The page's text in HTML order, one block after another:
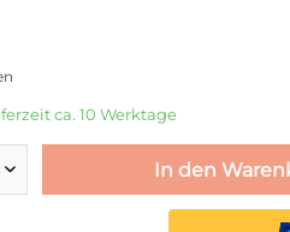
ca. 10 Werktage
In den